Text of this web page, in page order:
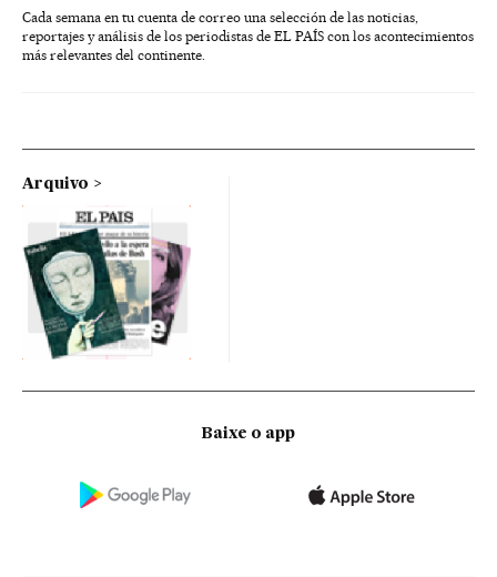
Cada semana en tu cuenta de correo una selección de las noticias,
reportajes y análisis de los periodistas de EL PAÍS con los acontecimientos
más relevantes del continente.
Arquivo
Baixe o app